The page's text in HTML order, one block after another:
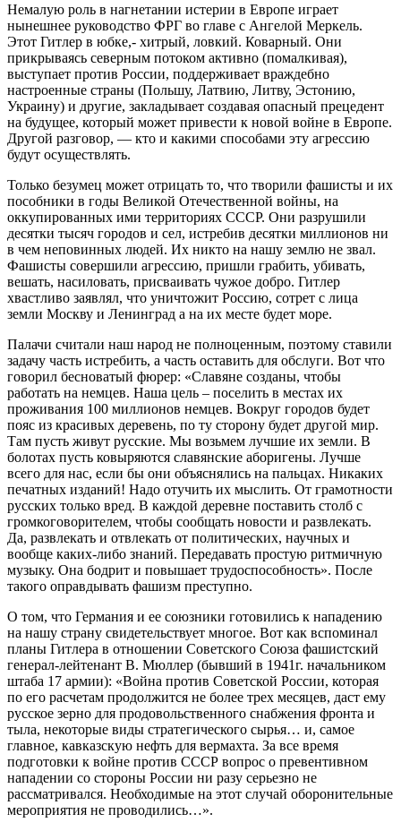
Немалую роль в нагнетании истерии в Европе играет
нынешнее руководство ФРГ во главе с Ангелой Меркель.
Этот Гитлер в юбке,- хитрый, ловкий. Коварный. Они
прикрываясь северным потоком активно (помалкивая),
выступает против России, поддерживает враждебно
настроенные страны (Польшу, Латвию, Литву, Эстонию,
Украину) и другие, закладывает создавая опасный прецедент
на будущее, который может привести к новой войне в Европе.
Другой разговор, — кто и какими способами эту агрессию
будут осуществлять.
Только безумец может отрицать то, что творили фашисты и их
пособники в годы Великой Отечественной войны, на
оккупированных ими территориях СССР. Они разрушили
десятки тысяч городов и сел, истребив десятки миллионов ни
в чем неповинных людей. Их никто на нашу землю не звал.
Фашисты совершили агрессию, пришли грабить, убивать,
вешать, насиловать, присваивать чужое добро. Гитлер
хвастливо заявлял, что уничтожит Россию, сотрет с лица
земли Москву и Ленинград а на их месте будет море.
Палачи считали наш народ не полноценным, поэтому ставили
задачу часть истребить, а часть оставить для обслуги. Вот что
говорил бесноватый фюрер: «Славяне созданы, чтобы
работать на немцев. Наша цель – поселить в местах их
проживания 100 миллионов немцев. Вокруг городов будет
пояс из красивых деревень, по ту сторону будет другой мир.
Там пусть живут русские. Мы возьмем лучшие их земли. В
болотах пусть ковыряются славянские аборигены. Лучше
всего для нас, если бы они объяснялись на пальцах. Никаких
печатных изданий! Надо отучить их мыслить. От грамотности
русских только вред. В каждой деревне поставить столб с
громкоговорителем, чтобы сообщать новости и развлекать.
Да, развлекать и отвлекать от политических, научных и
вообще каких-либо знаний. Передавать простую ритмичную
музыку. Она бодрит и повышает трудоспособность». После
такого оправдывать фашизм преступно.
О том, что Германия и ее союзники готовились к нападению
на нашу страну свидетельствует многое. Вот как вспоминал
планы Гитлера в отношении Советского Союза фашистский
генерал-лейтенант В. Мюллер (бывший в 1941г. начальником
штаба 17 армии): «Война против Советской России, которая
по его расчетам продолжится не более трех месяцев, даст ему
русское зерно для продовольственного снабжения фронта и
тыла, некоторые виды стратегического сырья… и, самое
главное, кавказскую нефть для вермахта. За все время
подготовки к войне против СССР вопрос о превентивном
нападении со стороны России ни разу серьезно не
рассматривался. Необходимые на этот случай оборонительные
мероприятия не проводились…».